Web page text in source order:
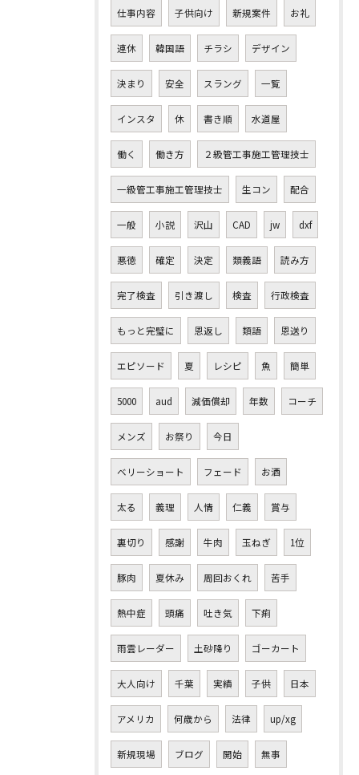
仕事内容 子供向け 新規案件 お礼
連休 韓国語 チラシ デザイン
決まり 安全 スラング 一覧
インスタ 休 書き順 水道屋
働く 働き方 ２級管工事施工管理技士
一級管工事施工管理技士 生コン 配合
一般 小説 沢山 CAD jw dxf
悪徳 確定 決定 類義語 読み方
完了検査 引き渡し 検査 行政検査
もっと完璧に 恩返し 類語 恩送り
エピソード 夏 レシピ 魚 簡単
5000 aud 減価償却 年数 コーチ
メンズ お祭り 今日
ベリーショート フェード お酒
太る 義理 人情 仁義 賞与
裏切り 感謝 牛肉 玉ねぎ 1位
豚肉 夏休み 周回おくれ 苦手
熱中症 頭痛 吐き気 下痢
雨雲レーダー 土砂降り ゴーカート
大人向け 千葉 実績 子供 日本
アメリカ 何歳から 法律 up/xg
新規現場 ブログ 開始 無事